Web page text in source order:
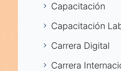
Capacitación
Capacitación
Carrera Digital
Carrera